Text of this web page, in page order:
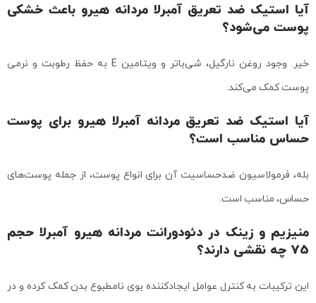
آیا استیک ضد تعریق آمبرلا مردانه هیرو باعث خشکی
پوست می‌شود؟
خیر. وجود روغن نارگیل، شی‌باتر و ویتامین E به حفظ رطوبت و نرمی
پوست کمک می‌کند.
آیا استیک ضد تعریق مردانه آمبرلا هیرو برای پوست
حساس مناسب است؟
بله، فرمولاسیون ضدحساسیت آن برای انواع پوست، از جمله پوست‌های
حساس، مناسب است.
منیزیم و زینک در دئودورانت مردانه هیرو آمبرلا حجم
75 چه نقشی دارند؟
این ترکیبات به کنترل عوامل ایجادکننده بوی نامطبوع بدن کمک کرده و در